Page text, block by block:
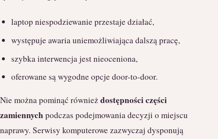
laptop niespodziewanie przestaje działać,
występuje awaria uniemożliwiająca dalszą pracę,
szybka interwencja jest nieoceniona,
oferowane są wygodne opcje door-to-door.
Nie można pominąć równieżdostępności części
zamiennych podczas podejmowania decyzji o miejscu
naprawy. Serwisy komputerowe zazwyczaj dysponują